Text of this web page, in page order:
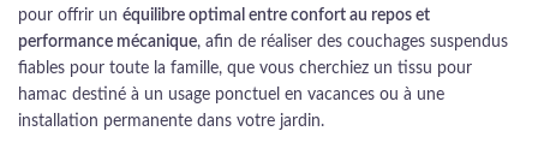
pour offrir un équilibre optimal entre confort au repos et
performance mécanique, afin de réaliser des couchages suspendus
fiables pour toute la famille, que vous cherchiez un tissu pour
hamac destiné à un usage ponctuel en vacances ou à une
installation permanente dans votre jardin.